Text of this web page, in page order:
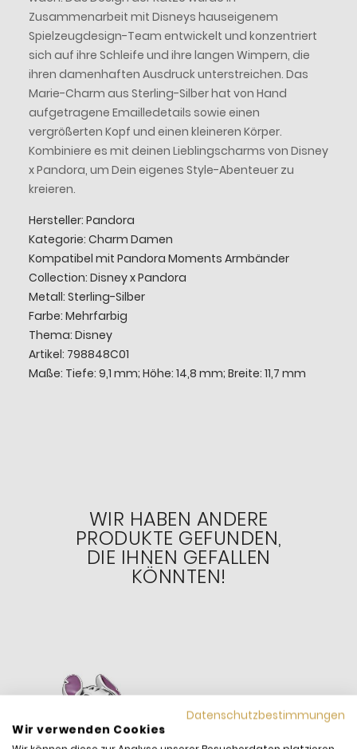
Zusammenarbeit mit Disneys hauseigenem
Spielzeugdesign-Team entwickelt und konzentriert
sich auf ihre Schleife und ihre langen Wimpern, die
ihren damenhaften Ausdruck unterstreichen. Das
Marie-Charm aus Sterling-Silber hat von Hand
aufgetragene Emailledetails sowie einen
vergrößerten Kopf und einen kleineren Körper.
Kombiniere es mit deinen Lieblingscharms von Disney
x Pandora, um Dein eigenes Style-Abenteuer zu
kreieren.
Hersteller: Pandora
Kategorie: Charm Damen
Kompatibel mit Pandora Moments Armbänder
Collection: Disney x Pandora
Metall: Sterling-Silber
Farbe: Mehrfarbig
Thema: Disney
Artikel: 798848C01
Maße: Tiefe: 9,1 mm; Höhe: 14,8 mm; Breite: 11,7 mm
WIR HABEN ANDERE
PRODUKTE GEFUNDEN,
DIE IHNEN GEFALLEN
KÖNNTEN!
Datenschutzbestimmungen
Wir verwenden Cookies